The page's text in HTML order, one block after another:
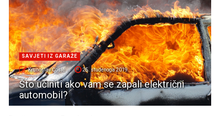
SAVJETI IZ GARAŽE
Krunoslav Ćosić 25. studenoga 2019.
Što učiniti ako vam se zapali električni
automobil?